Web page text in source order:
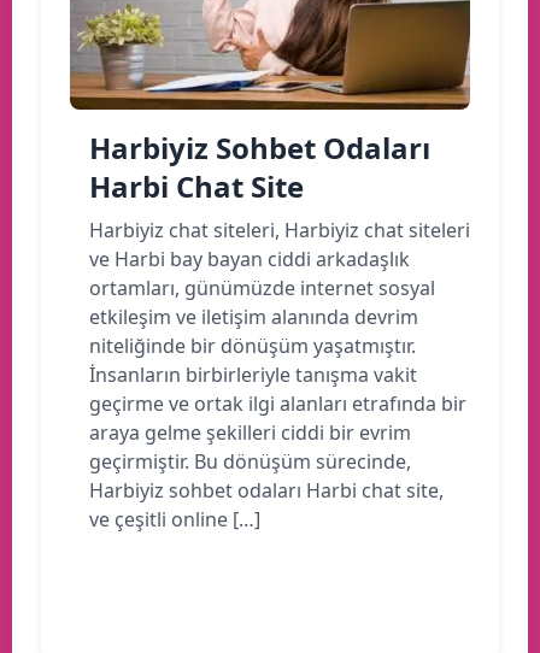
Harbiyiz Sohbet Odaları
Harbi Chat Site
Harbiyiz chat siteleri, Harbiyiz chat siteleri
ve Harbi bay bayan ciddi arkadaşlık
ortamları, günümüzde internet sosyal
etkileşim ve iletişim alanında devrim
niteliğinde bir dönüşüm yaşatmıştır.
İnsanların birbirleriyle tanışma vakit
geçirme ve ortak ilgi alanları etrafında bir
araya gelme şekilleri ciddi bir evrim
geçirmiştir. Bu dönüşüm sürecinde,
Harbiyiz sohbet odaları Harbi chat site,
ve çeşitli online […]